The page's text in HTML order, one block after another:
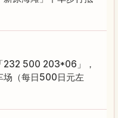
232 500 203*06」，
场（每日500日元左